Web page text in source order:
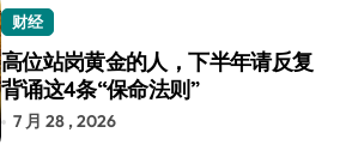
财经
高位站岗黄金的人，下半年请反复
背诵这4条“保命法则”
7 月 28 , 2026